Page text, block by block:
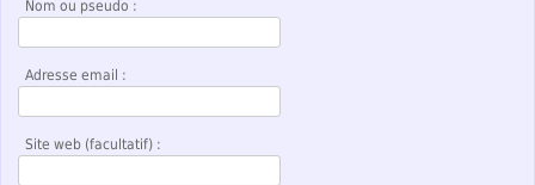
Nom ou pseudo :
Adresse email :
Site web (facultatif) :